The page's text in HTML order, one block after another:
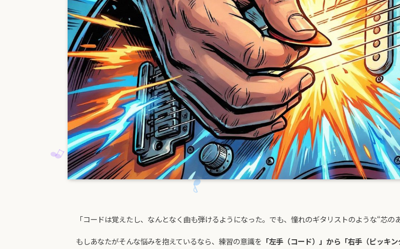
「コードは覚えたし、なんとなく曲も弾けるようになった。でも、憧れのギタリストのような“芯
もしあなたがそんな悩みを抱えているなら、練習の意識を 「左手（コード）」から「右手（ピッキン